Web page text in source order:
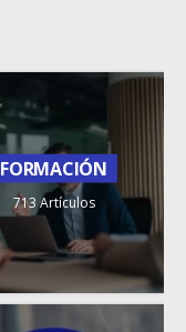
FORMACIÓN
713 Artículos